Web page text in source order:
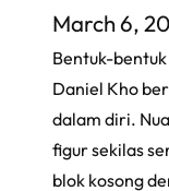
March 6,
Bentuk-
Daniel Kho
dalam diri.
figur sekilas
blok kosong